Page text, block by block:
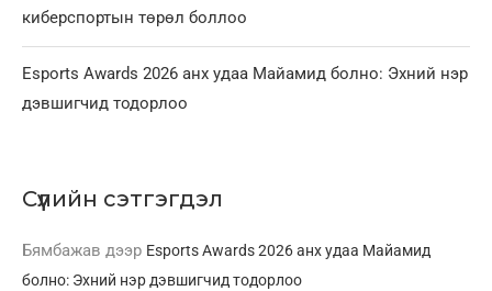
киберспортын төрөл боллоо
Esports Awards 2026 анх удаа Майамид болно: Эхний нэр
дэвшигчид тодорлоо
Сүүлийн сэтгэгдэл
Бямбажав дээр Esports Awards 2026 анх удаа Майамид
болно: Эхний нэр дэвшигчид тодорлоо